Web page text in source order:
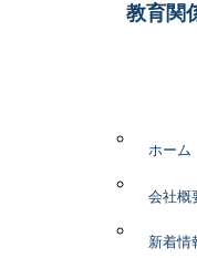
教育関
ホーム
会社概
新着情